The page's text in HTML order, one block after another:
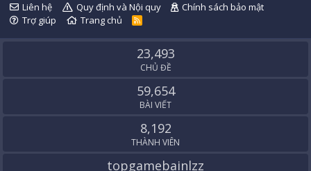
Liên hệ Quy định và Nội quy
Chính sách bảo mật
Trợ giúp
Trang chủ
R
S
23,493
CHỦ ĐỀ
59,654
BÀI VIẾT
8,192
THÀNH VIÊN
topgamebainlzz